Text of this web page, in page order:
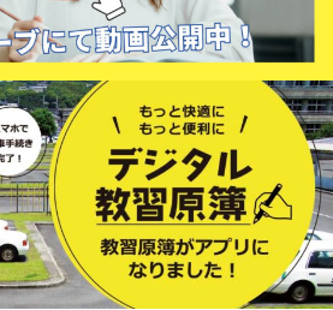
雑カレンダー
ております。実際の状況と異なる場
ください。
認ください。